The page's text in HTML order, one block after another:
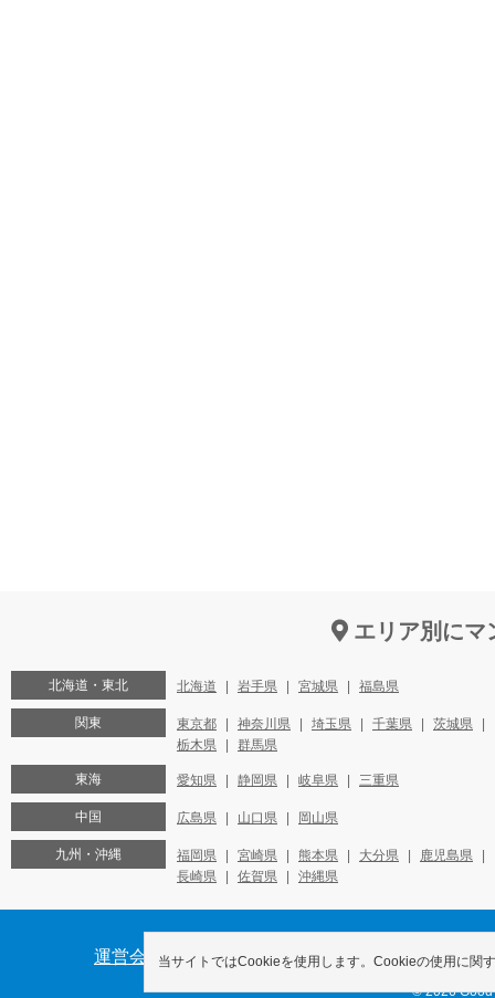
エリア別にマ
北海道・東北 北海道 岩手県 宮城県 福島県
関東 東京都 神奈川県 埼玉県 千葉県
茨城県
栃木県
群馬県
東海 愛知県 静岡県 岐阜県 三重県
中国 広島県 山口県 岡山県
九州・沖縄 福岡県 宮崎県 熊本県 大分県
鹿児島県
長崎県
佐賀県 沖縄県
運営会社 オーナー様へ プライバシーポリシー
© 2026
当サイトではCookieを使用します。Cookieの使用に関